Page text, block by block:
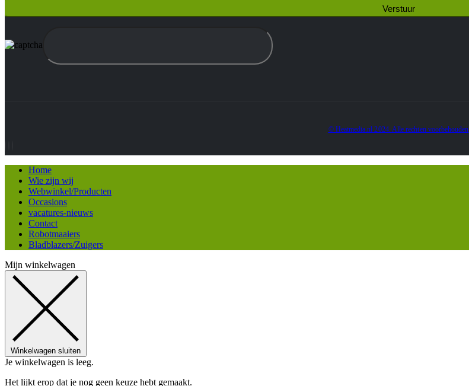
© Heatmedia.nl 2024. Alle rechten voorbehouden
Home
Wie zijn wij
Webwinkel/Producten
Occasions
vacatures-nieuws
Contact
Robotmaaiers
Bladblazers/Zuigers
Mijn winkelwagen
Winkelwagen sluiten
Je winkelwagen is leeg.
Het lijkt erop dat je nog geen keuze hebt gemaakt.